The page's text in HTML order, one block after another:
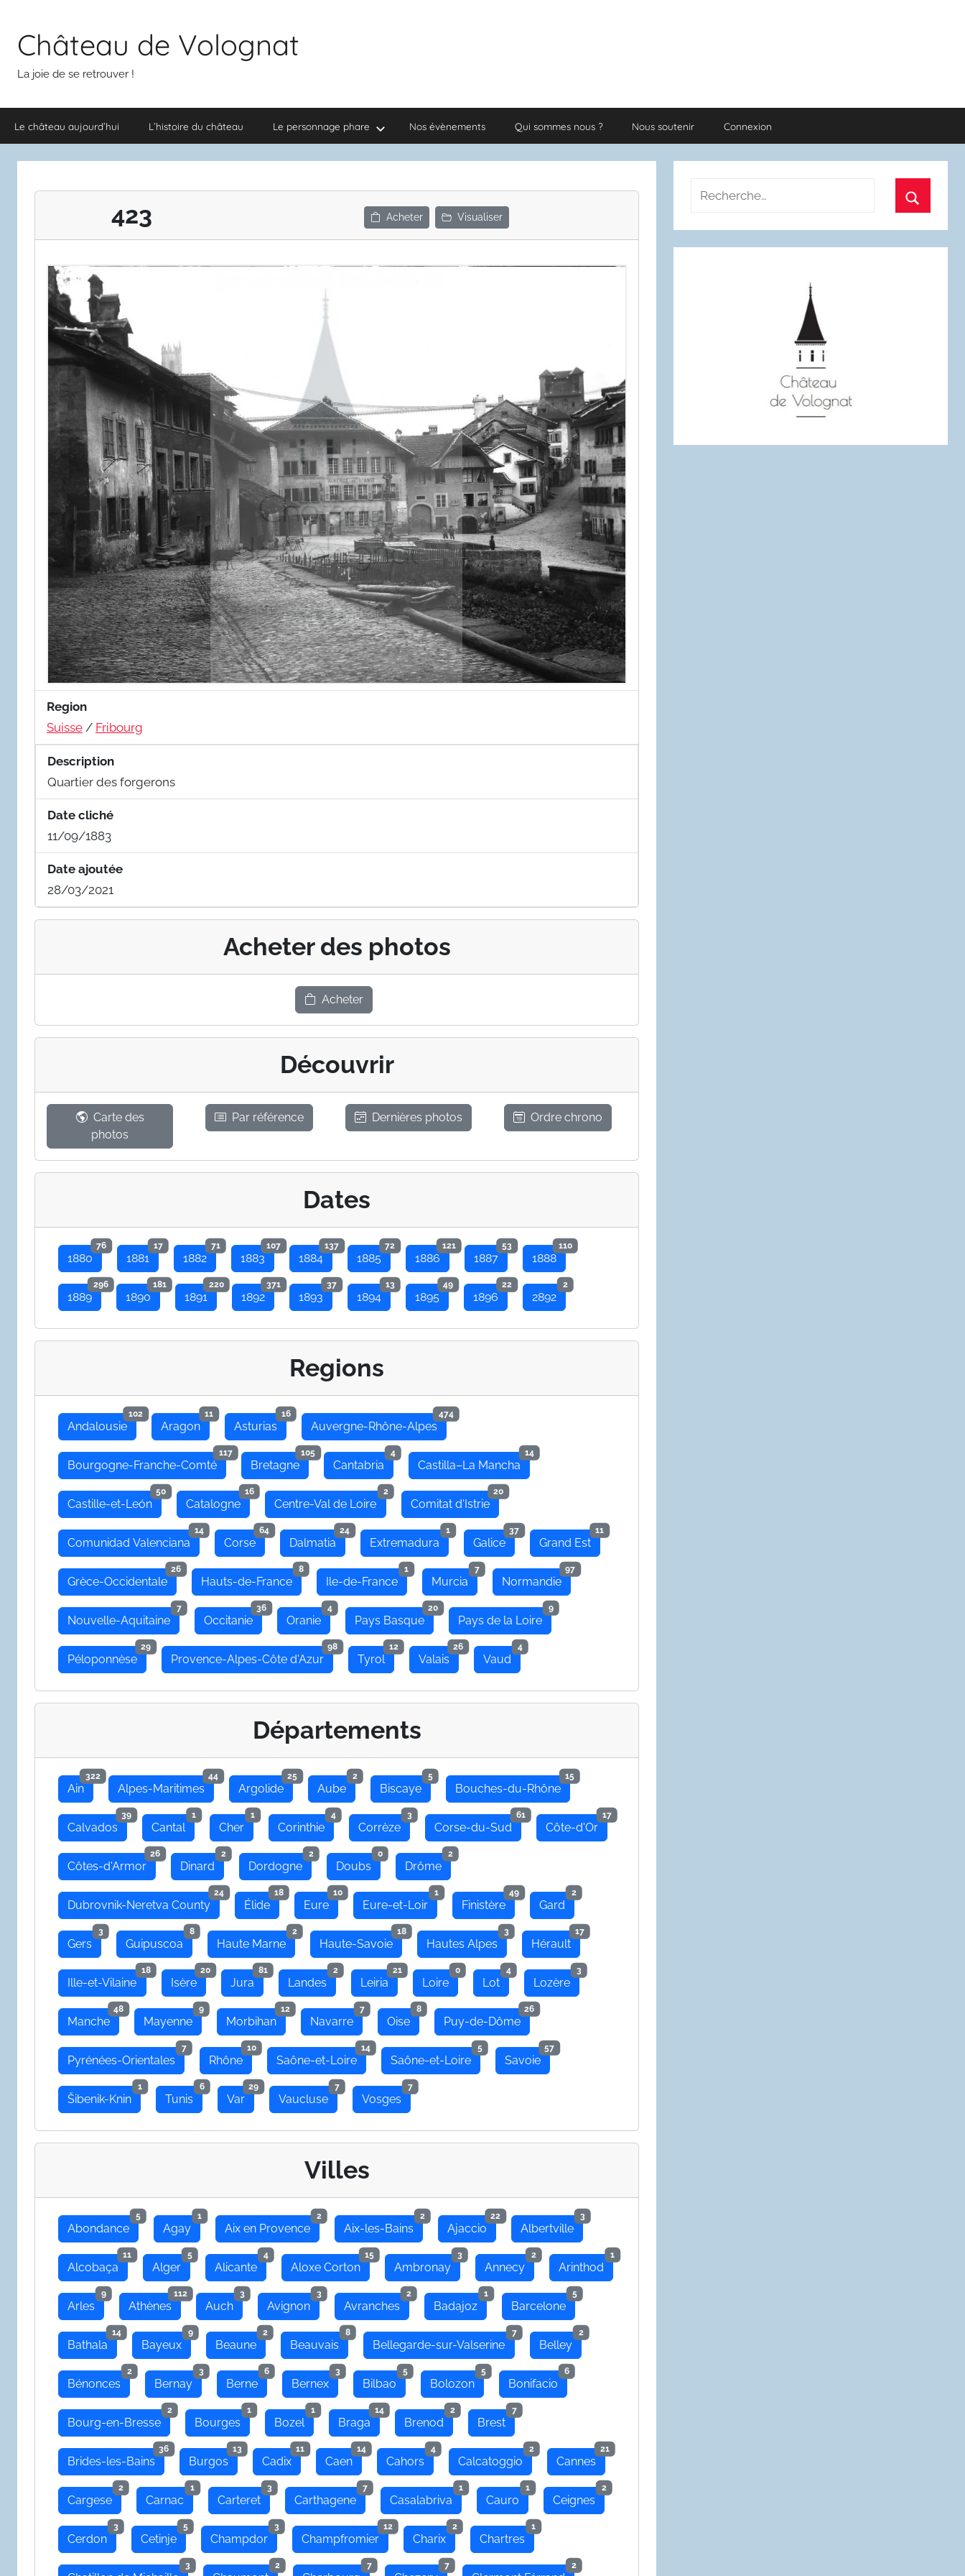
contenuChâteau de Volognat
La joie de se retrouver !
Le château aujourd’hui L’histoire du château Le personnage phare Nos évènements Qui sommes nous ? Nous soutenir Connexion
423 Acheter Visualiser
Region
Suisse / Fribourg
Description
Quartier des forgerons
Date cliché
11/09/1883
Date ajoutée
28/03/2021
Acheter des photos
Acheter
Découvrir
Carte des
photos
Par référence Dernières photos Ordre chrono
Dates
1880
76
1881
17
1882
71
1883
107
1884
137
1885
72
1886
121
1887
53
1888
110
1889
296
1890
181
1891
220
1892
371
1893
37
1894
13
1895
49
1896
22
2892
2
Regions
Andalousie
102
Aragon
11
Asturias
16
Auvergne-Rhône-Alpes
474
Bourgogne-Franche-Comté
117
Bretagne
105
Cantabria
4
Castilla–La Mancha
14
Castille-et-León
50
Catalogne
16
Centre-Val de Loire
2
Comitat d'Istrie
20
Comunidad Valenciana
14
Corse
64
Dalmatia
24
Extremadura
1
Galice
37
Grand Est
11
Grèce-Occidentale
26
Hauts-de-France
8
Ile-de-France
1
Murcia
7
Normandie
97
Nouvelle-Aquitaine
7
Occitanie
36
Oranie
4
Pays Basque
20
Pays de la Loire
9
Péloponnèse
29
Provence-Alpes-Côte d'Azur
98
Tyrol
12
Valais
26
Vaud
4
Départements
Ain
322
Alpes-Maritimes
44
Argolide
25
Aube
2
Biscaye
5
Bouches-du-Rhône
15
Calvados
39
Cantal
1
Cher
1
Corinthie
4
Corrèze
3
Corse-du-Sud
61
Côte-d'Or
17
Côtes-d'Armor
26
Dinard
2
Dordogne
2
Doubs
0
Drôme
2
Dubrovnik-Neretva County
24
Élide
18
Eure
10
Eure-et-Loir
1
Finistère
49
Gard
2
Gers
3
Guipuscoa
8
Haute Marne
2
Haute-Savoie
18
Hautes Alpes
3
Hérault
17
Ille-et-Vilaine
18
Isère
20
Jura
81
Landes
2
Leiria
21
Loire
0
Lot
4
Lozère
3
Manche
48
Mayenne
9
Morbihan
12
Navarre
7
Oise
8
Puy-de-Dôme
26
Pyrénées-Orientales
7
Rhône
10
Saône-et-Loire
14
Saône-et-Loire
5
Savoie
57
Šibenik-Knin
1
Tunis
6
Var
29
Vaucluse
7
Vosges
7
Villes
Abondance
5
Agay
1
Aix en Provence
2
Aix-les-Bains
2
Ajaccio
22
Albertville
3
Alcobaça
11
Alger
5
Alicante
4
Aloxe Corton
15
Ambronay
3
Annecy
2
Arinthod
1
Arles
9
Athènes
112
Auch
3
Avignon
3
Avranches
2
Badajoz
1
Barcelone
5
Bathala
14
Bayeux
9
Beaune
2
Beauvais
8
Bellegarde-sur-Valserine
7
Belley
2
Bénonces
2
Bernay
3
Berne
6
Bernex
3
Bilbao
5
Bolozon
5
Bonifacio
6
Bourg-en-Bresse
2
Bourges
1
Bozel
1
Braga
14
Brenod
2
Brest
7
Brides-les-Bains
36
Burgos
13
Cadix
11
Caen
14
Cahors
4
Calcatoggio
2
Cannes
21
Cargese
2
Carnac
1
Carteret
3
Carthagene
7
Casalabriva
1
Cauro
1
Ceignes
2
Cerdon
3
Cetinje
5
Champdor
3
Champfromier
12
Charix
2
Chartres
1
3 2 7 7 2
Recherche
: